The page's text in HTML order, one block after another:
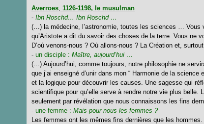
Averroes, 1126-1198, le musulman
- Ibn Roschd… Ibn Roschd …
(…) la médecine, l’astronomie, toutes les sciences … Vous
qu’Aristote a dit du savoir des choses de la terre. Vous ne
D’où venons-nous ? Où allons-nous ? La Création et,
- un disciple : Maître, aujourd’hui …
(…) Aujourd’hui, comme toujours, notre philosophie ne
que j’ai enseigné d’unir dans mon “ Harmonie de la
et la logique pour découvrir les causes. Une sagesse qui
scientifique pour qu’elle serve à rendre notre vie plus belle.
seulement par révélation que nous connaissons les fins
- une femme : Mais pour nous les femmes ?
Les femmes ont les mêmes fins dernières que les